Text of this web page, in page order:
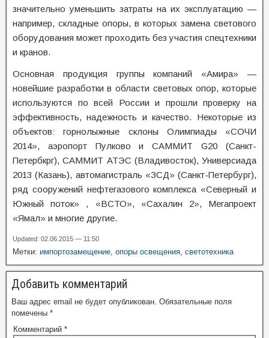
значительно уменьшить затраты на их эксплуатацию —
например, складные опоры, в которых замена светового
оборудования может проходить без участия спецтехники
и кранов.
Основная продукция группы компаний «Амира» —
новейшие разработки в области световых опор, которые
используются по всей России и прошли проверку на
эффективность, надежность и качество. Некоторые из
объектов: горнолыжные склоны Олимпиады «СОЧИ
2014», аэропорт Пулково и САММИТ G20 (Санкт-
Петербкрг), САММИТ АТЭС (Владивосток), Универсиада
2013 (Казань), автомагистраль «ЗСД» (Санкт-Петербург),
ряд сооружений нефтегазового комплекса «Северный и
Южный поток» , «ВСТО», «Сахалин 2», Мегапроект
«Ямал» и многие другие.
Updated: 02.06.2015 — 11:50
Метки: импортозамещение, опоры освещения, светотехника
Добавить комментарий
Ваш адрес email не будет опубликован. Обязательные поля
помечены *
Комментарий *